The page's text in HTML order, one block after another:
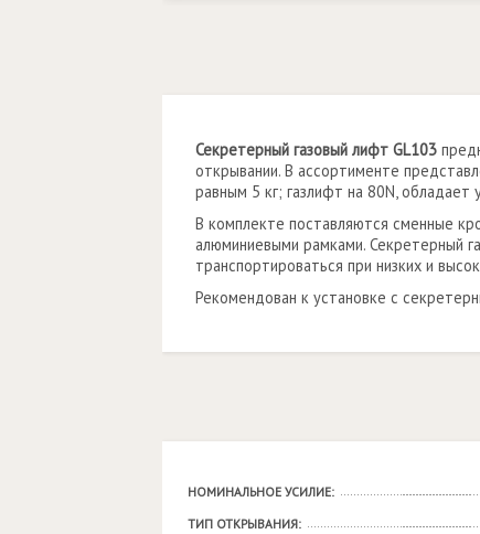
Секретерный газовый лифт GL103
открывании. В ассортименте
равным 5 кг; газлифт на 80N, обладает
В комплекте поставляются сменные
алюминиевыми рамками. Секретерный
транспортироваться при низких и
Рекомендован к установке с
НОМИНАЛЬНОЕ УСИЛИЕ:
ТИП ОТКРЫВАНИЯ: